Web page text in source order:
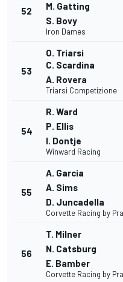
52
M. Gatting
S. Bovy
Iron Dames
53
O. Triarsi
C. Scardina
A. Rovera
Triarsi Competizione
54
R. Ward
P. Ellis
I. Dontje
Winward Racing
55
A. Garcia
A. Sims
D. Juncadella
Corvette Racing by
56
T. Milner
N. Catsburg
E. Bamber
Corvette Racing by